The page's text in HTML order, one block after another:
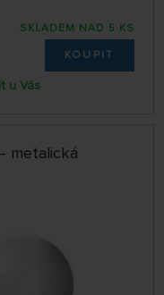
SKLADEM NAD 5 KS
KOUPIT
u Vás
metalická